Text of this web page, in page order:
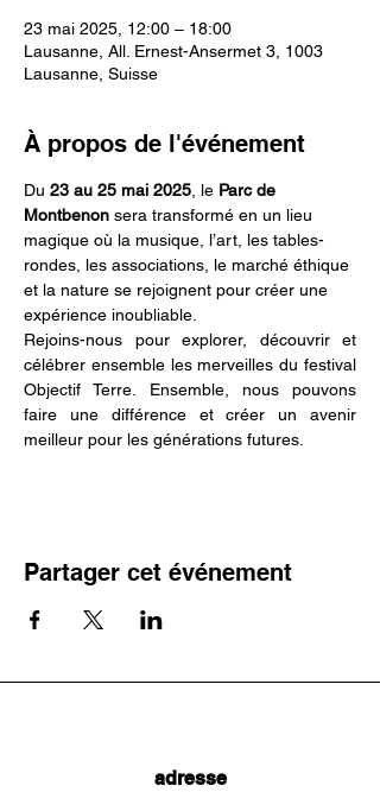
23 mai 2025, 12:00 – 18:00
Lausanne, All. Ernest-Ansermet 3, 1003
Lausanne, Suisse
À propos de l'événement
Du 23 au 25 mai 2025 , le Parc de
Montbenon sera transformé en un lieu
magique où la musique, l’art, les tables-
rondes, les associations, le marché éthique
et la nature se rejoignent pour créer une
expérience inoubliable.
Rejoins-nous pour explorer, découvrir et
célébrer ensemble les merveilles du festival
Objectif Terre. Ensemble, nous pouvons
faire une différence et créer un avenir
meilleur pour les générations futures.
Partager cet événement
adresse